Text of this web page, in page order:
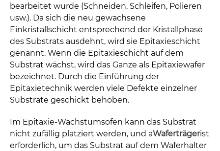
bearbeitet wurde (Schneiden, Schleifen, Polieren
usw.). Da sich die neu gewachsene
Einkristallschicht entsprechend der Kristallphase
des Substrats ausdehnt, wird sie Epitaxieschicht
genannt. Wenn die Epitaxieschicht auf dem
Substrat wächst, wird das Ganze als Epitaxiewafer
bezeichnet. Durch die Einführung der
Epitaxietechnik werden viele Defekte einzelner
Substrate geschickt behoben.
Im Epitaxie-Wachstumsofen kann das Substrat
nicht zufällig platziert werden, und aWaferträgerist
erforderlich, um das Substrat auf dem Waferhalter